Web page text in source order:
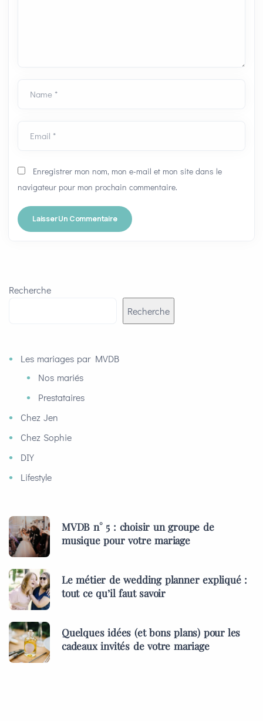
Name *
Email *
Enregistrer mon nom, mon e-mail et mon site dans le
navigateur pour mon prochain commentaire.
Recherche
Recherche
Les mariages par MVDB
Nos mariés
Prestataires
Chez Jen
Chez Sophie
DIY
Lifestyle
MVDB n° 5 : choisir un groupe de
musique pour votre mariage
Le métier de wedding planner expliqué :
tout ce qu’il faut savoir
Quelques idées (et bons plans) pour les
cadeaux invités de votre mariage